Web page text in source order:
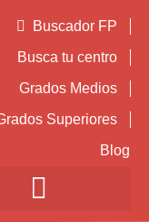
Buscador FP
Busca tu centro
Grados Medios
Superiores
Blog